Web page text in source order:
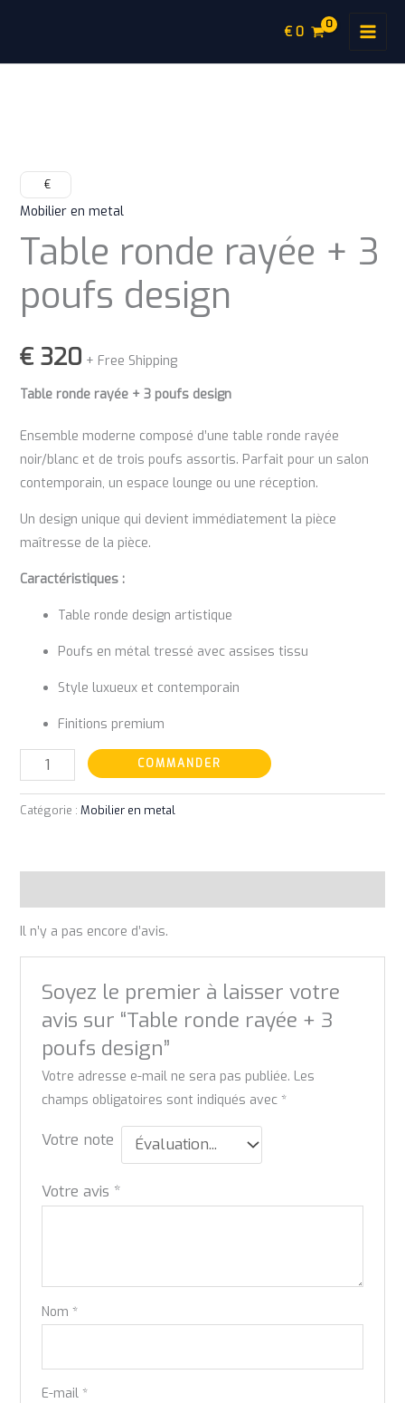
€0
€
Mobilier en metal
Table ronde rayée + 3
poufs design
€320 + Free Shipping
Table ronde rayée + 3 poufs design
Ensemble moderne composé d’une table ronde rayée
noir/blanc et de trois poufs assortis. Parfait pour un salon
contemporain, un espace lounge ou une réception.
Un design unique qui devient immédiatement la pièce
maîtresse de la pièce.
Caractéristiques :
Table ronde design artistique
Poufs en métal tressé avec assises tissu
Style luxueux et contemporain
Finitions premium
Table
ronde
poufs
design
COMMANDER
Catégorie : Mobilier en metal
Il n’y a pas encore d’avis.
Soyez le premier à laisser votre
avis sur “Table ronde rayée + 3
poufs design”
Votre adresse e-mail ne sera pas publiée. Les
champs obligatoires sont indiqués avec *
Votre note
Votre avis *
Nom *
E-mail *